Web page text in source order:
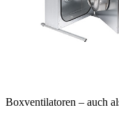
Boxventilatoren – auch